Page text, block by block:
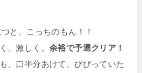
と、こっちのもん！！
、激しく、 余裕で予選クリア！
、口半分あけて、びびっていた